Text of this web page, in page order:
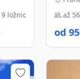
9 ložnic
až
od